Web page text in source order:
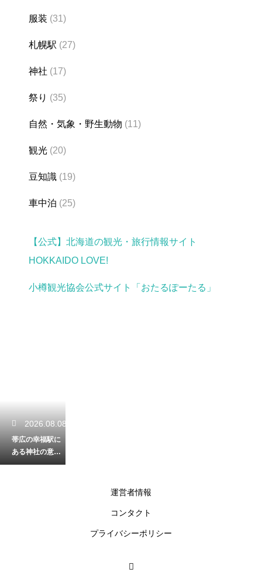
服装 (31)
札幌駅 (27)
神社 (17)
祭り (35)
自然・気象・野生動物 (11)
観光 (20)
豆知識 (19)
車中泊 (25)
【公式】北海道の観光・旅行情報サイト
HOKKAIDO LOVE!
小樽観光協会公式サイト「おたるぽーたる」
2026.08.08
帯広の幸福駅に
ある神社の意味
とは？恋人たち
運営者情報
コンタクト
プライバシーポリシー